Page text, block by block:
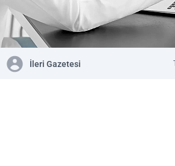
İleri Gazetesi